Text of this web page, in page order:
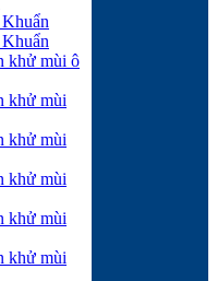
khử mùi ô
khử mùi
khử mùi
khử mùi
khử mùi
khử mùi